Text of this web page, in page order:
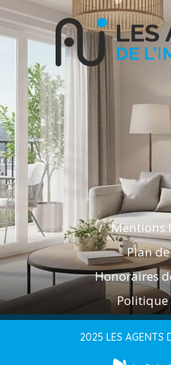
Mentions
Plan
Honoraires
Politique
2025 LES AGENTS